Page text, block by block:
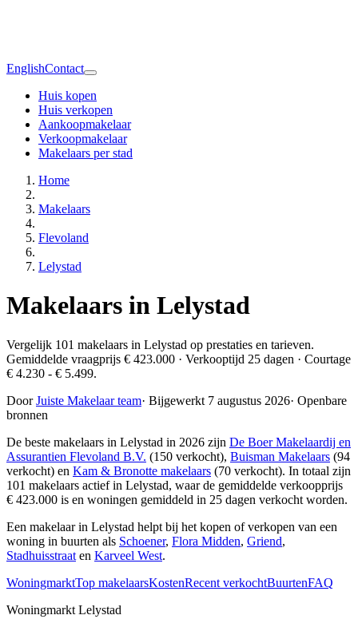
EnglishContact
Huis kopen
Huis verkopen
Aankoopmakelaar
Verkoopmakelaar
Makelaars per stad
Home
Makelaars
Flevoland
Lelystad
Makelaars in Lelystad
Vergelijk 101 makelaars in Lelystad op prestaties en tarieven.
Gemiddelde vraagprijs € 423.000 · Verkooptijd 25 dagen · Courtage
€ 4.230 - € 5.499.
DoorJuiste Makelaar team· Bijgewerkt 7 augustus 2026· Openbare
bronnen
De beste makelaars in Lelystad in 2026 zijn De Boer Makelaardij en
Assurantien Flevoland B.V. (150 verkocht), Buisman Makelaars (94
verkocht) en Kam & Bronotte makelaars (70 verkocht). In totaal zijn
101 makelaars actief in Lelystad, waar de gemiddelde verkoopprijs
€ 423.000 is en woningen gemiddeld in 25 dagen verkocht worden.
Een makelaar in Lelystad helpt bij het kopen of verkopen van een
woning in buurten als Schoener, Flora Midden, Griend,
Stadhuisstraat en Karveel West.
WoningmarktTop makelaarsKostenRecent verkochtBuurtenFAQ
Woningmarkt Lelystad